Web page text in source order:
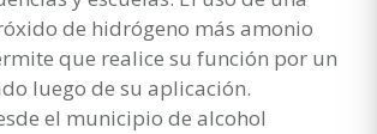
de hidrógeno más amonio
que realice su función por un
luego de su aplicación.
el municipio de alcohol